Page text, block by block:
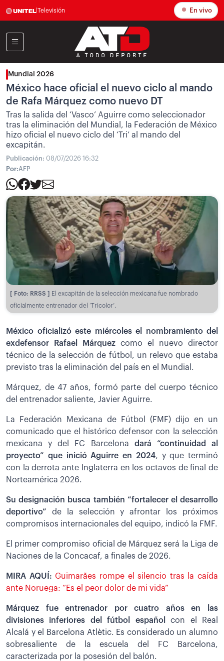
Televisión En vivo
Mundial 2026
México hace oficial el nuevo ciclo al mando
de Rafa Márquez como nuevo DT
Tras la salida del ‘Vasco’ Aguirre como seleccionador
tras la eliminación del Mundial, la Federación de México
hizo oficial el nuevo ciclo del ‘Tri’ al mando del
excapitán.
Publicación: 08/07/2026 16:32
Por:AFP
[ Foto: RRSS ]
El excapitán de la selección mexicana fue nombrado
oficialmente entrenador del ‘Tricolor’.
México oficializó este miércoles el nombramiento del
exdefensor Rafael Márquez como el nuevo director
técnico de la selección de fútbol, un relevo que estaba
previsto tras la eliminación del país en el Mundial.
Márquez, de 47 años, formó parte del cuerpo técnico
del entrenador saliente, Javier Aguirre.
La Federación Mexicana de Fútbol (FMF) dijo en un
comunicado que el histórico defensor con la selección
mexicana y del FC Barcelona dará “continuidad al
proyecto” que inició Aguirre en 2024, y que terminó
con la derrota ante Inglaterra en los octavos de final de
Norteamérica 2026.
Su designación busca también “fortalecer el desarrollo
deportivo” de la selección y afrontar los próximos
compromisos internacionales del equipo, indicó la FMF.
El primer compromiso oficial de Márquez será la Liga de
Naciones de la Concacaf, a finales de 2026.
MIRA AQUÍ: Guimarães rompe el silencio tras la caída
ante Noruega: “Es el peor dolor de mi vida”
Márquez fue entrenador por cuatro años en las
divisiones inferiores del fútbol español
con el Real
Alcalá y el Barcelona Atlètic. Es considerado un alumno
sobresaliente de la escuela del FC Barcelona,
caracterizada por la posesión del balón.